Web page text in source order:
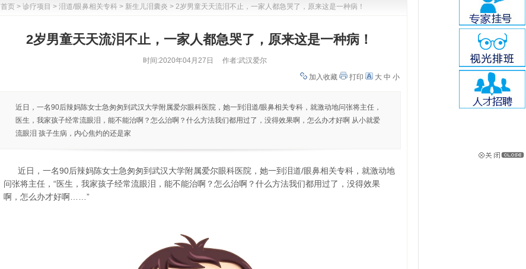
首页 > 诊疗项目 > 泪道/眼鼻相关专科 > 新生儿泪囊炎 > 2岁男童天天流泪不止，一家人都急哭了，原来这是一种病！
2岁男童天天流泪不止，一家人都急哭了，原来这是一种病！
时间:2020年04月27日
作者:武汉爱尔
加入收藏
打印 大 中 小
近日，一名90后辣妈陈女士急匆匆到武汉大学附属爱尔眼科医院，她一到泪道/眼鼻相关专科，就激动地问张将主任，
医生，我家孩子经常流眼泪，能不能治啊？怎么治啊？什么方法我们都用过了，没得效果啊，怎么办才好啊 从小就爱
流眼泪 孩子生病，内心焦灼的还是家
近日，一名90后辣妈陈女士急匆匆到武汉大学附属爱尔眼科医院，她一到泪道/眼鼻相关专科，就激动地
问张将主任，“医生，我家孩子经常流眼泪，能不能治啊？怎么治啊？什么方法我们都用过了，没得效果
啊，怎么办才好啊……”